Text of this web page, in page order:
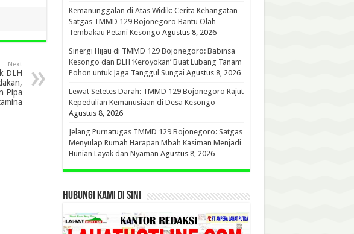
Next
DLH
Pipa
Kemanunggalan di Atas Widik: Cerita Kehangatan
Satgas TMMD 129 Bojonegoro Bantu Olah
Tembakau Petani Kesongo Agustus 8, 2026
Sinergi Hijau di TMMD 129 Bojonegoro: Babinsa
Kesongo dan DLH ‘Keroyokan’ Buat Lubang Tanam
Pohon untuk Jaga Tanggul Sungai Agustus 8, 2026
Lewat Setetes Darah: TMMD 129 Bojonegoro Rajut
Kepedulian Kemanusiaan di Desa Kesongo
Agustus 8, 2026
Jelang Purnatugas TMMD 129 Bojonegoro: Satgas
Menyulap Rumah Harapan Mbah Kasiman Menjadi
Hunian Layak dan Nyaman Agustus 8, 2026
HUBUNGI KAMI DI SINI